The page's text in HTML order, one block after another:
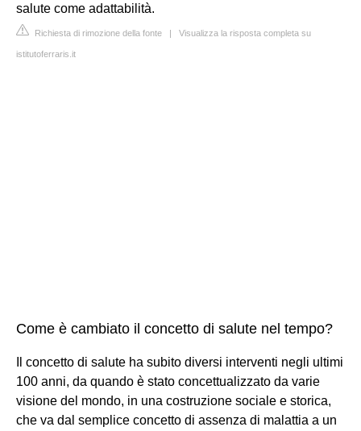
salute come adattabilità.
Richiesta di rimozione della fonte | Visualizza la risposta completa su
istitutoferraris.it
Come è cambiato il concetto di salute nel tempo?
Il concetto di salute ha subito diversi interventi negli ultimi
100 anni, da quando è stato concettualizzato da varie
visione del mondo, in una costruzione sociale e storica,
che va dal semplice concetto di assenza di malattia a un